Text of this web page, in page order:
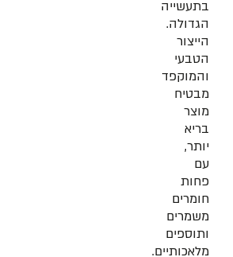
בתעשייה
הגדולה.
הייצור
הטבעי
והמוקפד
מבטיח
מוצר
בריא
יותר,
עם
פחות
חומרים
משמרים
ותוספים
מלאכותיים.